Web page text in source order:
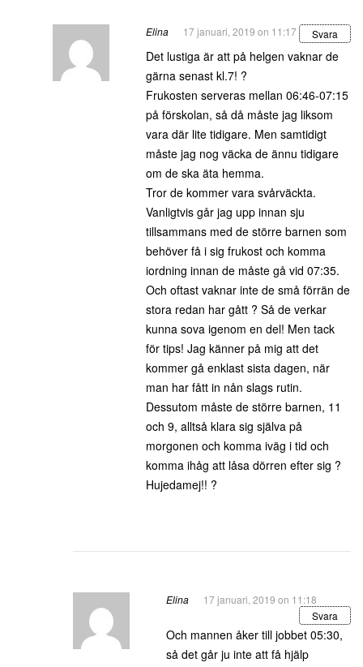
Elina 17 januari, 2019 on 11:17 Svara
Det lustiga är att på helgen vaknar de
gärna senast kl.7! ?
Frukosten serveras mellan 06:46-07:15
på förskolan, så då måste jag liksom
vara där lite tidigare. Men samtidigt
måste jag nog väcka de ännu tidigare
om de ska äta hemma.
Tror de kommer vara svårväckta.
Vanligtvis går jag upp innan sju
tillsammans med de större barnen som
behöver få i sig frukost och komma
iordning innan de måste gå vid 07:35.
Och oftast vaknar inte de små förrän de
stora redan har gått ? Så de verkar
kunna sova igenom en del! Men tack
för tips! Jag känner på mig att det
kommer gå enklast sista dagen, när
man har fått in nån slags rutin.
Dessutom måste de större barnen, 11
och 9, alltså klara sig själva på
morgonen och komma iväg i tid och
komma ihåg att låsa dörren efter sig ?
Hujedamej!! ?
Elina
17 januari, 2019 on 11:18
Svara
Och mannen åker till jobbet 05:30,
så det går ju inte att få hjälp